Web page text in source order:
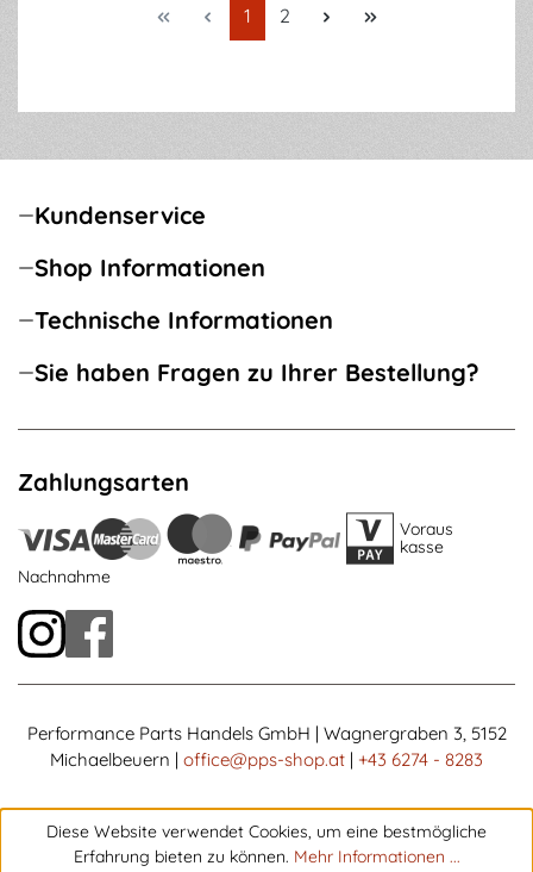
Seite
1 Seite
2
Kundenservice
Shop Informationen
Technische Informationen
Sie haben Fragen zu Ihrer Bestellung?
Zahlungsarten
Voraus
kasse
Nachnahme
Performance Parts Handels GmbH | Wagnergraben 3, 5152
Michaelbeuern | office@pps-shop.at | +43 6274 - 8283
Diese Website verwendet Cookies, um eine bestmögliche
Erfahrung bieten zu können. Mehr Informationen ...